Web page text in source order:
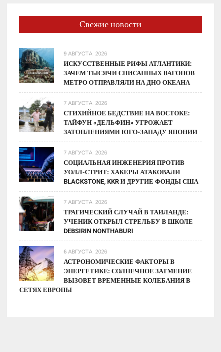
Голландского
Полузащитника
Свежие новости
9 АВГУСТА, 2026
ИСКУССТВЕННЫЕ РИФЫ АТЛАНТИКИ:
ЗАЧЕМ ТЫСЯЧИ СПИСАННЫХ ВАГОНОВ
МЕТРО ОТПРАВЛЯЛИ НА ДНО ОКЕАНА
7 АВГУСТА, 2026
СТИХИЙНОЕ БЕДСТВИЕ НА ВОСТОКЕ:
ТАЙФУН «ДЕЛЬФИН» УГРОЖАЕТ
ЗАТОПЛЕНИЯМИ ЮГО-ЗАПАДУ ЯПОНИИ
7 АВГУСТА, 2026
СОЦИАЛЬНАЯ ИНЖЕНЕРИЯ ПРОТИВ
УОЛЛ-СТРИТ: ХАКЕРЫ АТАКОВАЛИ
BLACKSTONE, KKR И ДРУГИЕ ФОНДЫ США
7 АВГУСТА, 2026
ТРАГИЧЕСКИЙ СЛУЧАЙ В ТАИЛАНДЕ:
УЧЕНИК ОТКРЫЛ СТРЕЛЬБУ В ШКОЛЕ
DEBSIRIN NONTHABURI
6 АВГУСТА, 2026
АСТРОНОМИЧЕСКИЕ ФАКТОРЫ В
ЭНЕРГЕТИКЕ: СОЛНЕЧНОЕ ЗАТМЕНИЕ
ВЫЗОВЕТ ВРЕМЕННЫЕ КОЛЕБАНИЯ В
СЕТЯХ ЕВРОПЫ